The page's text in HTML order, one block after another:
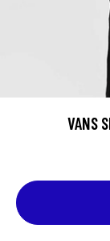
VANS